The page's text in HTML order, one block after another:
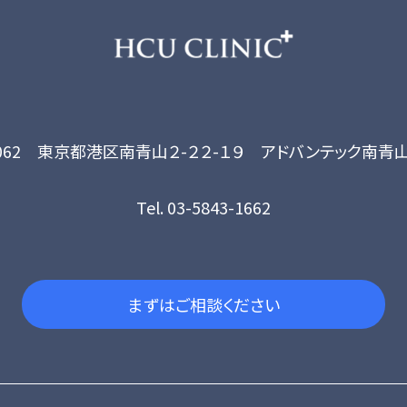
東京都港区南青山２-２２-１９ アドバンテック南青
Tel. 03-5843-1662
まずはご相談ください